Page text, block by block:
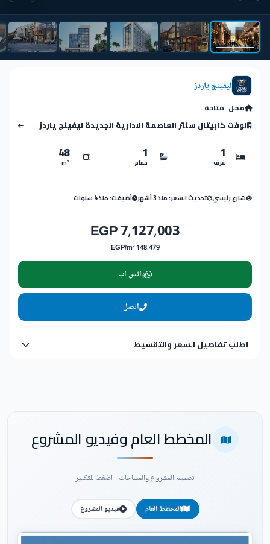
ليفينج ياردز
محل متاحة
لوفت كابيتال سنتر العاصمة الادارية الجديدة ليفينج ياردز
1
غرف
1
حمام
48
m²
شارع رئيسي تحديث السعر: منذ 3 أشهر أضيفت: منذ 4 سنوات
7,127,003 EGP
148,479 EGP/m²
واتس اب
اتصل
اطلب تفاصيل السعر والتقسيط
المخطط العام وفيديو المشروع
تصميم المشروع والمساحات - اضغط للتكبير
المخطط العام فيديو المشروع